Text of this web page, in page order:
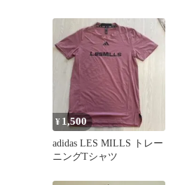
¥ 1,500
adidas LES MILLS トレー
ニングTシャツ